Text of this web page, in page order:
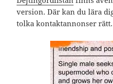
version. Där kan du lära
tolka kontaktannonser rätt.